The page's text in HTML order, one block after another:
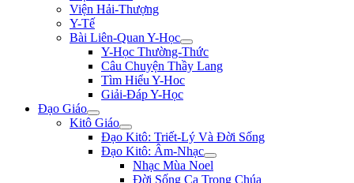
Viện Hải-Thượng
Y-Tế
Bài Liên-Quan Y-Học
Y-Học Thường-Thức
Câu Chuyện Thầy Lang
Tìm Hiểu Y-Hoc
Giải-Đáp Y-Học
Đạo Giáo
Kitô Giáo
Đạo Kitô: Triết-Lý Và Đời Sống
Đạo Kitô: Âm-Nhạc
Nhạc Mùa Noel
Đời Sống Ca Trong Chúa